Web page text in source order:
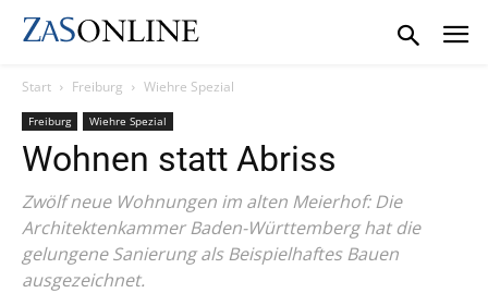
Start Freiburg Wiehre Spezial
Freiburg Wiehre Spezial
Wohnen statt Abriss
Zwölf neue Wohnungen im alten Meierhof: Die
Architektenkammer Baden-Württemberg hat die
gelungene Sanierung als Beispielhaftes Bauen
ausgezeichnet.